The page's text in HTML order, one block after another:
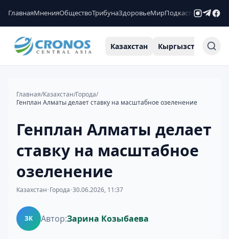
ГлавнаяМненияОбществоТрибунаЗдоровьеМирПодкастыРейтинги
Казахстан Кыргызстан
Главная/Казахстан/Города/
Генплан Алматы делает ставку на масштабное озеленение
Генплан Алматы делает
ставку на масштабное
озеленение
Казахстан•Города•30.06.2026, 11:37
ЗК Автор:Зарина Козыбаева